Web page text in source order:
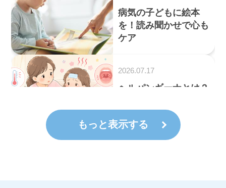
病気の子どもに絵本
を！読み聞かせで心も
ケア
2026.07.17
ヘルパンギーナとは？
に注意
もっと表示する